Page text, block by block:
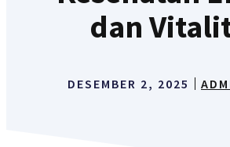
dan
DESEMBER 2, 2025